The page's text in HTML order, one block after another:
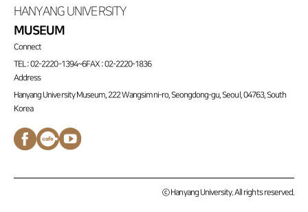
HANYANG UNIVERSITY
MUSEUM
Connect
TEL : 02-2220-1394~6FAX : 02-2220-1836
Address
Hanyang University Museum, 222 Wangsimni-ro, Seongdong-gu, Seoul, 04763, South
Korea
페이스북
바로가기
네이버
카페
유튜브
채널
ⓒ Hanyang University. All rights reserved.